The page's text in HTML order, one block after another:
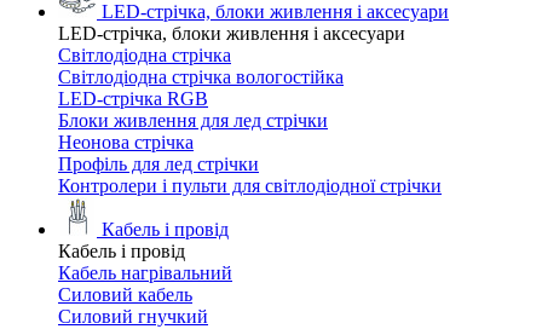
LED-стрічка, блоки живлення і аксесуари
LED-стрічка, блоки живлення і аксесуари
Світлодіодна стрічка
Світлодіодна стрічка вологостійка
LED-стрічка RGB
Блоки живлення для лед стрічки
Неонова стрічка
Профіль для лед стрічки
Контролери і пульти для світлодіодної стрічки
Кабель і провід
Кабель і провід
Кабель нагрівальний
Силовий кабель
Силовий гнучкий